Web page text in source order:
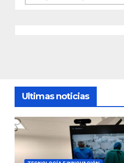
Ultimas noticias